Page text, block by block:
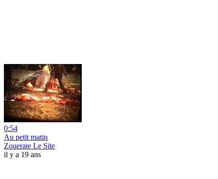
0:54
Au petit matin
Zouerate Le Site
il y a 19 ans